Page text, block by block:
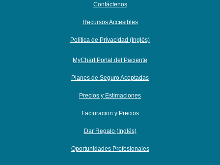
Contáctenos
Recursos Accesibles
Política de Privacidad (Inglés)
MyChart Portal del Paciente
Planes de Seguro Aceptadas
Precios y Estimaciones
Facturacion y Precios
Dar Regalo (Inglés)
Oportunidades Profesionales